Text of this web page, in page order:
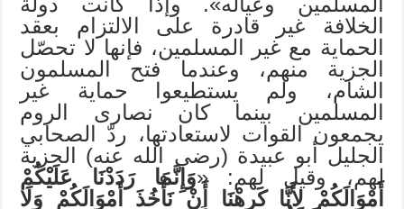
الخلافة غير قادرة على الالتزام بعقد
الحماية مع غير المسلمين، فإنها لا تحصّل
الجزية منهم، وعندما فتح المسلمون
الشام، ولم يستطيعوا حماية غير
المسلمين بينما كان نصارى الروم
يجمعون القوات لاستعادتها، ردّ الصحابي
الجليل أبو عبيدة (رضي الله عنه) الجزية
لهم، وقيل لهم: «وَإِنَّمَا رَدَدْنَا عَلَيْكُمْ
أَمْوَالَكُمْ لِأَنَّا كَرِهْنَا أَنْ نَأْخُذَ أَمْوَالَكُمْ وَلَا